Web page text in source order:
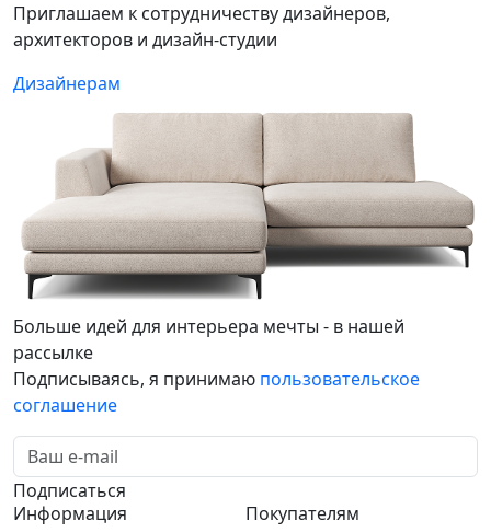
Приглашаем к сотрудничеству дизайнеров,
архитекторов и дизайн-студии
Дизайнерам
Больше идей для интерьера мечты - в нашей
рассылке
Подписываясь, я принимаю пользовательское
соглашение
Подписаться
Информация
Покупателям